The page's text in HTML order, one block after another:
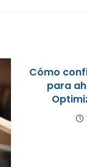
Cómo
para